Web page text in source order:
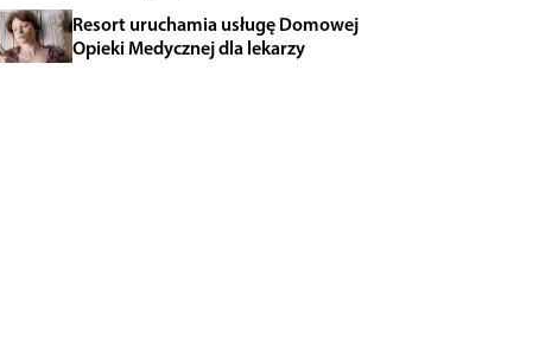
Resort uruchamia usługę Domowej
Opieki Medycznej dla lekarzy